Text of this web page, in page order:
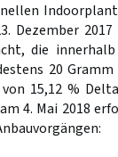
Dezember
die
20
15,12 %
4. Mai 2018